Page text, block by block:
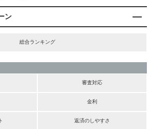
ン
総合ランキング
審査対応
金利
返済のしやすさ